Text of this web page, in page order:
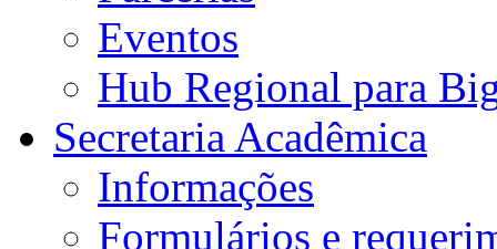
Eventos
Hub Regional para
Secretaria Acadêmica
Informações
Formulários e